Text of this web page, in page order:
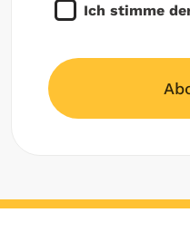
Ich stimme